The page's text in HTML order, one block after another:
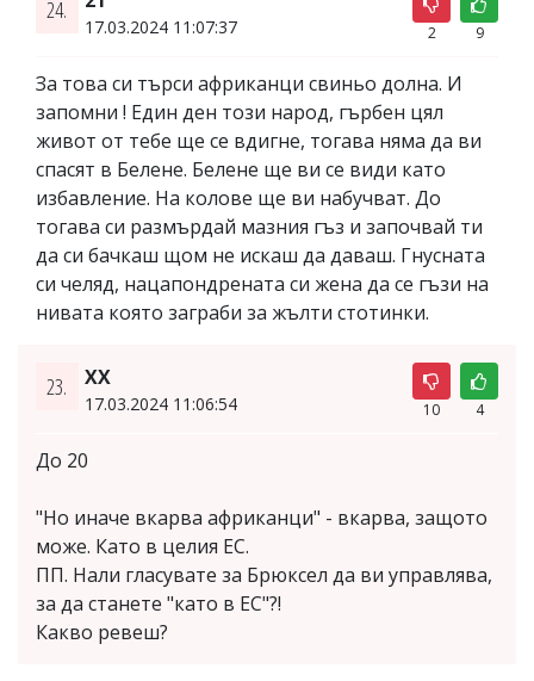
24.
17.03.2024 11:07:37 2 9
За това си търси африканци свиньо долна. И
запомни ! Един ден този народ, гърбен цял
живот от тебе ще се вдигне, тогава няма да ви
спасят в Белене. Белене ще ви се види като
избавление. На колове ще ви набучват. До
тогава си размърдай мазния гъз и започвай ти
да си бачкаш щом не искаш да даваш. Гнусната
си челяд, нацапондрената си жена да се гъзи на
нивата която заграби за жълти стотинки.
23. XX
17.03.2024 11:06:54 10 4
До 20
"Но иначе вкарва африканци" - вкарва, защото
може. Като в целия ЕС.
ПП. Нали гласувате за Брюксел да ви управлява,
за да станете "като в ЕС"?!
Какво ревеш?